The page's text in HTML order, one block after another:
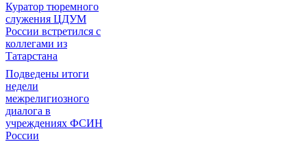
Куратор тюремного
служения ЦДУМ
России встретился с
коллегами из
Татарстана
Подведены итоги
недели
межрелигиозного
диалога в
учреждениях ФСИН
России